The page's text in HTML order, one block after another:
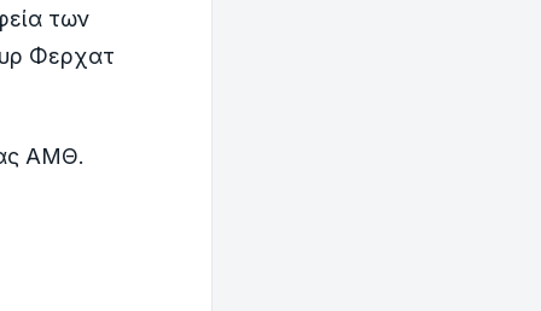
των
Φερχατ
ΑΜΘ.